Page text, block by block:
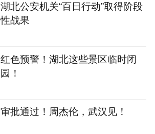
湖北公安机关“百日行动”取得阶段
性战果
红色预警！湖北这些景区临时闭
园！
审批通过！周杰伦，武汉见！